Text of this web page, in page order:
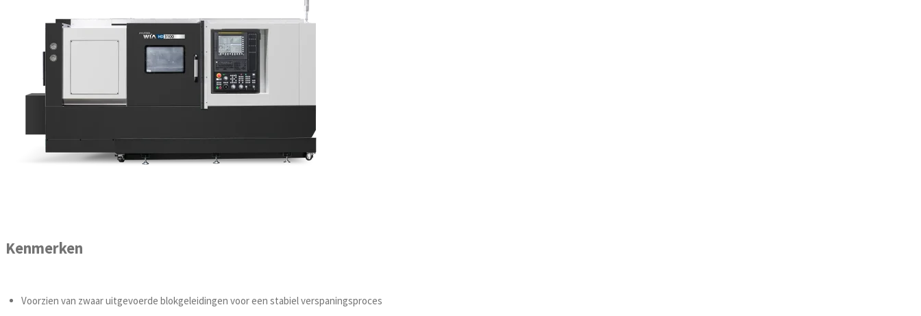
Kenmerken
Voorzien van zwaar uitgevoerde blokgeleidingen voor een stabiel verspaningsproces